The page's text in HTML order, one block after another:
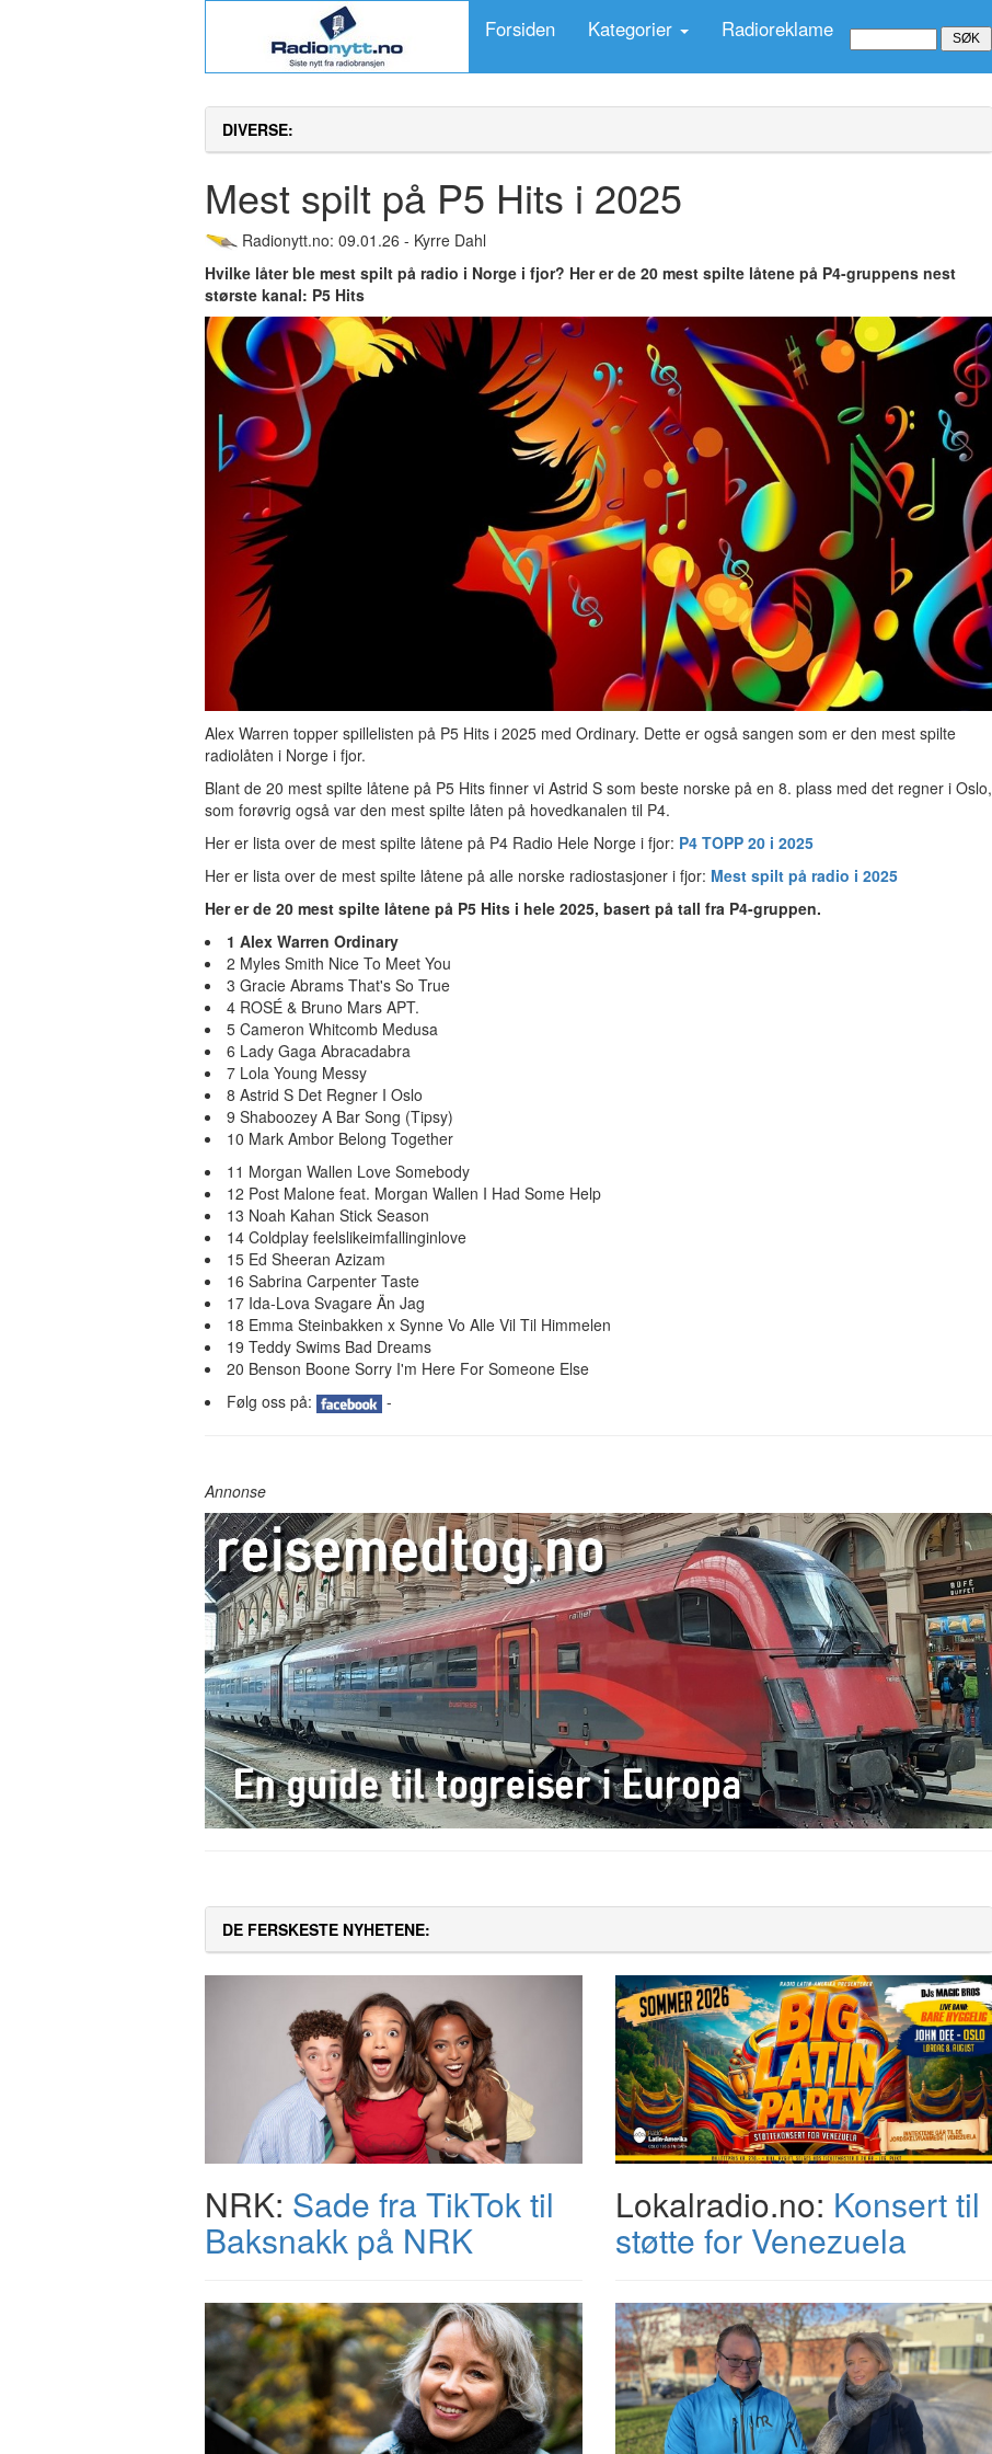
Forsiden Kategorier Radioreklame
DIVERSE:
Mest spilt på P5 Hits i 2025
Radionytt.no: 09.01.26 - Kyrre Dahl
Hvilke låter ble mest spilt på radio i Norge i fjor? Her er de 20 mest spilte låtene på P4-gruppens nest
største kanal: P5 Hits
Alex Warren topper spillelisten på P5 Hits i 2025 med Ordinary. Dette er også sangen som er den mest spilte
radiolåten i Norge i fjor.
Blant de 20 mest spilte låtene på P5 Hits finner vi Astrid S som beste norske på en 8. plass med det regner i Oslo,
som forøvrig også var den mest spilte låten på hovedkanalen til P4.
Her er lista over de mest spilte låtene på P4 Radio Hele Norge i fjor: P4 TOPP 20 i 2025
Her er lista over de mest spilte låtene på alle norske radiostasjoner i fjor: Mest spilt på radio i 2025
Her er de 20 mest spilte låtene på P5 Hits i hele 2025, basert på tall fra P4-gruppen.
1 Alex Warren Ordinary
2 Myles Smith Nice To Meet You
3 Gracie Abrams That's So True
4 ROSÉ & Bruno Mars APT.
5 Cameron Whitcomb Medusa
6 Lady Gaga Abracadabra
7 Lola Young Messy
8 Astrid S Det Regner I Oslo
9 Shaboozey A Bar Song (Tipsy)
10 Mark Ambor Belong Together
11 Morgan Wallen Love Somebody
12 Post Malone feat. Morgan Wallen I Had Some Help
13 Noah Kahan Stick Season
14 Coldplay feelslikeimfallinginlove
15 Ed Sheeran Azizam
16 Sabrina Carpenter Taste
17 Ida-Lova Svagare Än Jag
18 Emma Steinbakken x Synne Vo Alle Vil Til Himmelen
19 Teddy Swims Bad Dreams
20 Benson Boone Sorry I'm Here For Someone Else
Følg oss på:
-
Annonse
DE FERSKESTE NYHETENE:
NRK: Sade fra TikTok til
Baksnakk på NRK
Lokalradio.no: Konsert til
støtte for Venezuela